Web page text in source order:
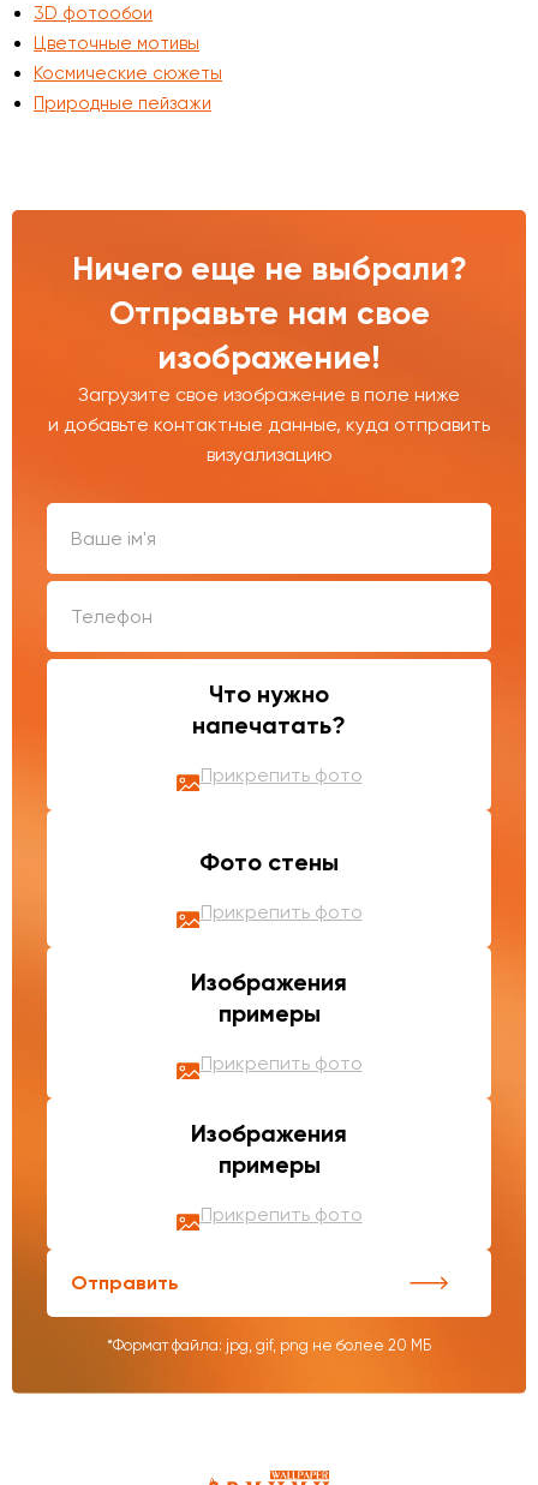
3D фотообои
Цветочные мотивы
Космические сюжеты
Природные пейзажи
Ничего еще не выбрали?
Отправьте нам свое
изображение!
Загрузите свое изображение в поле ниже
и добавьте контактные данные, куда отправить
визуализацию
Что нужно
напечатать?
Прикрепить фото
Фото стены
Прикрепить фото
Изображения
примеры
Прикрепить фото
Изображения
примеры
Прикрепить фото
Отправить
*Формат файла: jpg, gif, png не более 20 МБ